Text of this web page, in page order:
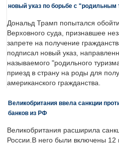
новый указ по борьбе с "родильным
Дональд Трамп попытался
Верховного суда, признавшее
запрете на получение
подписал новый указ,
называемого "родильного
приезд в страну на роды для
американского гражданства.
Великобритания ввела санкции
банков из РФ
Великобритания расширила
России.В него были включены 12